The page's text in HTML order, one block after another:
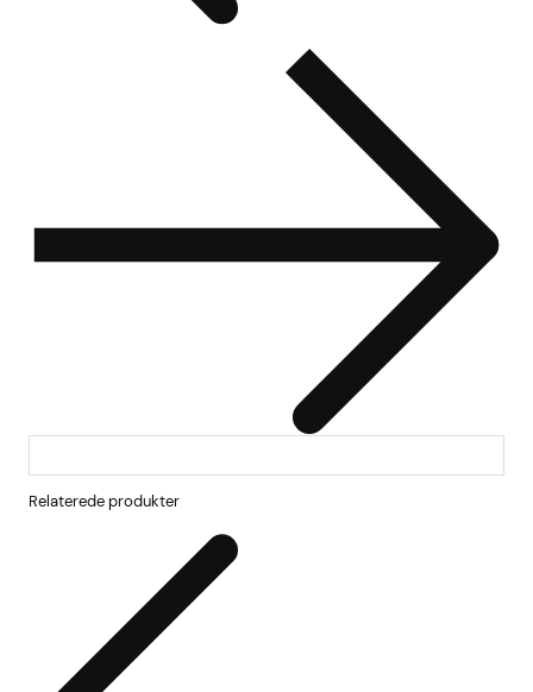
Relaterede produkter